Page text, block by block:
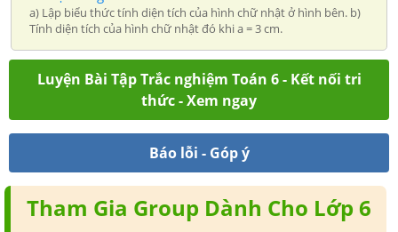
a) Lập biểu thức tính diện tích của hình chữ nhật ở hình bên. b)
Tính diện tích của hình chữ nhật đó khi a = 3 cm.
Luyện Bài Tập Trắc nghiệm Toán 6 - Kết nối tri
thức - Xem ngay
Báo lỗi - Góp ý
Tham Gia Group Dành Cho Lớp 6